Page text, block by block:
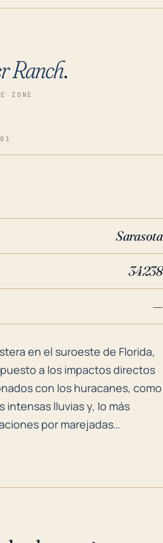
Ranch.
ZONE
Sarasota
34238
—
en el suroeste de
en el suroeste de Florida,
a los impactos directos
con los huracanes, como
intensas lluvias y, lo más
por marejadas
la plana elevación de la